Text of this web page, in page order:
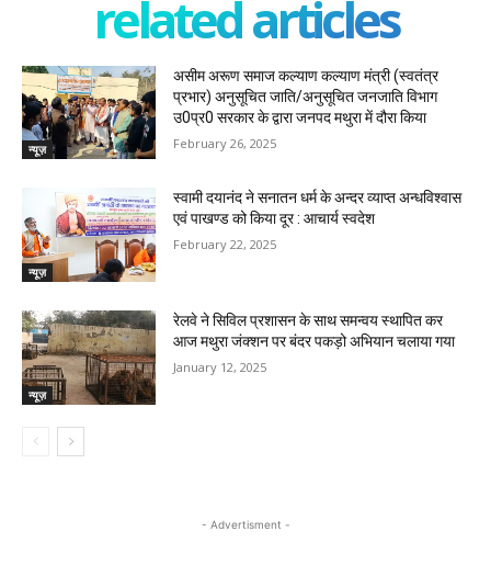
related articles
न्यूज़
असीम अरूण समाज कल्याण कल्याण मंत्री (स्वतंत्र
प्रभार) अनुसूचित जाति/अनुसूचित जनजाति विभाग
उ0प्र0 सरकार के द्वारा जनपद मथुरा में दौरा किया
February 26, 2025
न्यूज़
स्वामी दयानंद ने सनातन धर्म के अन्दर व्याप्त अन्धविश्वास
एवं पाखण्ड को किया दूर : आचार्य स्वदेश
February 22, 2025
न्यूज़
रेलवे ने सिविल प्रशासन के साथ समन्वय स्थापित कर
आज मथुरा जंक्शन पर बंदर पकड़ो अभियान चलाया गया
January 12, 2025
- Advertisment -